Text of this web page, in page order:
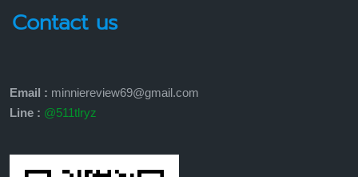
Contact us
Email : minniereview69@gmail.com
Line : @511tlryz